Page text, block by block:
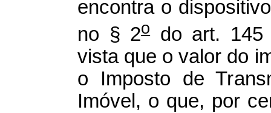
encontra o
no § 2odo art. 145
vista que o valor do
o Imposto de
Imóvel, o que, por